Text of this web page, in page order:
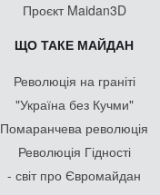
Проєкт Maidan3D
ЩО ТАКЕ МАЙДАН
Революція на граніті
"Україна без Кучми"
Помаранчева революція
Революція Гідності
- світ про Євромайдан